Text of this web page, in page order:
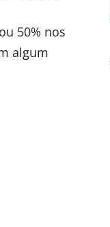
50% nos
algum